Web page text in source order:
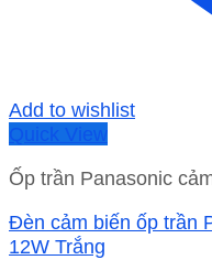
Add to wishlist
Quick View
Ốp trần Panasonic
Đèn cảm biến ốp trần
12W Trắng